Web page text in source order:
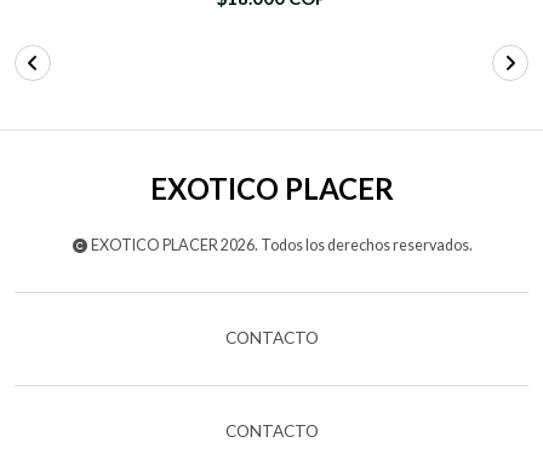
EXOTICO PLACER
EXOTICO PLACER 2026. Todos los derechos reservados.
CONTACTO
CONTACTO